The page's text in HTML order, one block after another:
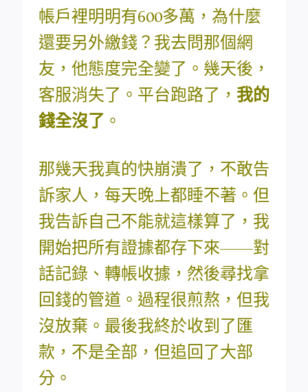
帳戶裡明明有600多萬，為什麼
還要另外繳錢？我去問那個網
友，他態度完全變了。幾天後，
客服消失了。平台跑路了， 我的
錢全沒了 。
那幾天我真的快崩潰了，不敢告
訴家人，每天晚上都睡不著。但
我告訴自己不能就這樣算了，我
開始把所有證據都存下來——對
話記錄、轉帳收據，然後尋找拿
回錢的管道。過程很煎熬，但我
沒放棄。最後我終於收到了匯
款，不是全部，但追回了大部
分。